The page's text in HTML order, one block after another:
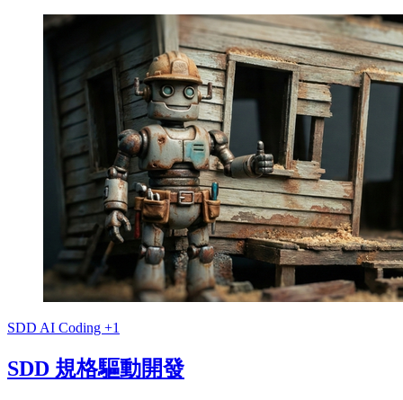
SDD AI Coding +1
SDD 規格驅動開發